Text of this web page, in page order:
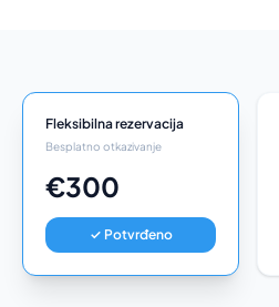
Fleksibilna rezervacija
Besplatno otkazivanje
€300
✓ Potvrđeno